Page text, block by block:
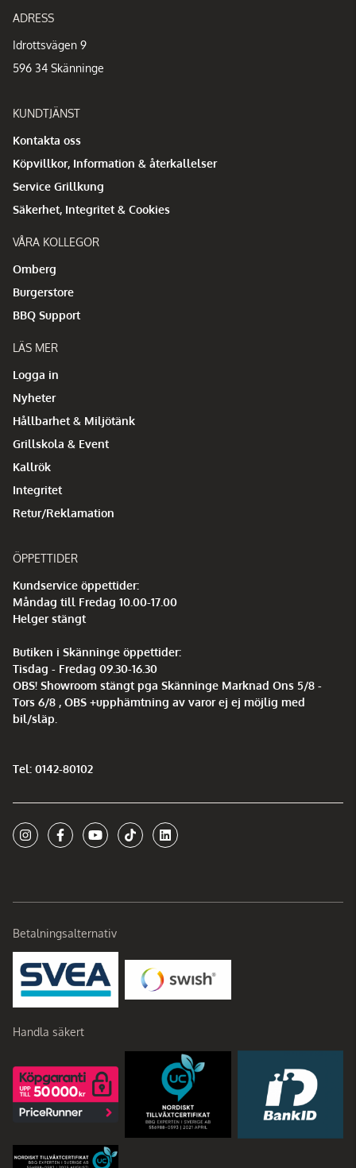
ADRESS
Idrottsvägen 9
596 34 Skänninge
KUNDTJÄNST
Kontakta oss
Köpvillkor, Information & återkallelser
Service Grillkung
Säkerhet, Integritet & Cookies
VÅRA KOLLEGOR
Omberg
Burgerstore
BBQ Support
LÄS MER
Logga in
Nyheter
Hållbarhet & Miljötänk
Grillskola & Event
Kallrök
Integritet
Retur/Reklamation
ÖPPETTIDER
Kundservice öppettider:
Måndag till Fredag 10.00-17.00
Helger stängt
Butiken i Skänninge öppettider:
Tisdag - Fredag 09.30-16.30
OBS! Showroom stängt pga Skänninge Marknad Ons 5/8 -
Tors 6/8 , OBS +upphämtning av varor ej ej möjlig med
bil/släp.
Tel: 0142-80102
Betalningsalternativ
Handla säkert